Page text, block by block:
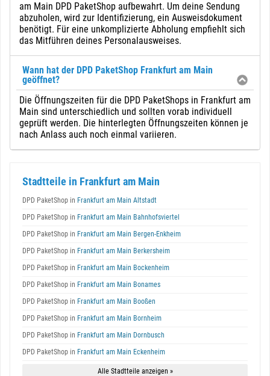
am Main DPD PaketShop aufbewahrt. Um deine Sendung
abzuholen, wird zur Identifizierung, ein Ausweisdokument
benötigt. Für eine unkomplizierte Abholung empfiehlt sich
das Mitführen deines Personalausweises.
Wann hat der DPD PaketShop Frankfurt am Main
geöffnet?
Die Öffnungszeiten für die DPD PaketShops in Frankfurt am
Main sind unterschiedlich und sollten vorab individuell
geprüft werden. Die hinterlegten Öffnungszeiten können je
nach Anlass auch noch einmal variieren.
Stadtteile in Frankfurt am Main
DPD PaketShop in Frankfurt am Main Altstadt
DPD PaketShop in Frankfurt am Main Bahnhofsviertel
DPD PaketShop in Frankfurt am Main Bergen-Enkheim
DPD PaketShop in Frankfurt am Main Berkersheim
DPD PaketShop in Frankfurt am Main Bockenheim
DPD PaketShop in Frankfurt am Main Bonames
DPD PaketShop in Frankfurt am Main Booßen
DPD PaketShop in Frankfurt am Main Bornheim
DPD PaketShop in Frankfurt am Main Dornbusch
DPD PaketShop in Frankfurt am Main Eckenheim
Alle Stadtteile anzeigen »